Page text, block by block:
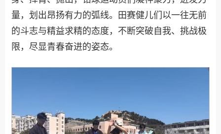
量，划出昂扬有力的弧线。田赛健儿们以一往无前
的斗志与精益求精的态度，不断突破自我、挑战极
限，尽显青春奋进的姿态。